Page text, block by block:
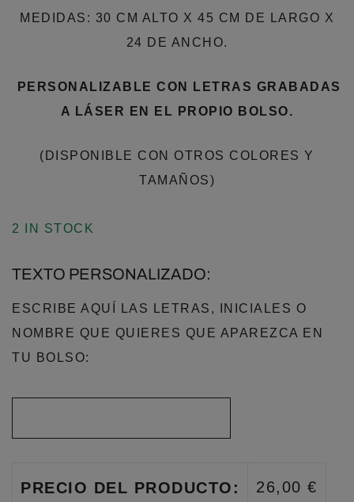
MEDIDAS: 30 CM ALTO X 45 CM DE LARGO X
24 DE ANCHO.
PERSONALIZABLE CON LETRAS GRABADAS
A LÁSER EN EL PROPIO BOLSO.
(DISPONIBLE CON OTROS COLORES Y
TAMAÑOS)
2 IN STOCK
TEXTO PERSONALIZADO:
ESCRIBE AQUÍ LAS LETRAS, INICIALES O
NOMBRE QUE QUIERES QUE APAREZCA EN
TU BOLSO:
PRECIO DEL PRODUCTO: 26,00 €